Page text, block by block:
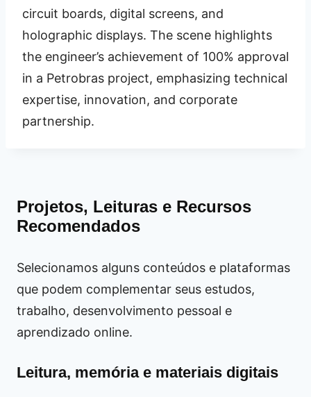
circuit boards, digital screens, and
holographic displays. The scene highlights
the engineer’s achievement of 100% approval
in a Petrobras project, emphasizing technical
expertise, innovation, and corporate
partnership.
Projetos, Leituras e Recursos
Recomendados
Selecionamos alguns conteúdos e plataformas
que podem complementar seus estudos,
trabalho, desenvolvimento pessoal e
aprendizado online.
Leitura, memória e materiais digitais